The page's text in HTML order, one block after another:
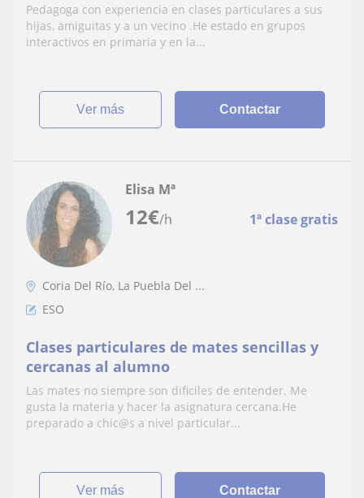
Pedagoga con experiencia en clases particulares a sus
hijas, amiguitas y a un vecino .He estado en grupos
interactivos en primaria y en la...
ver más Contactar
12€/h 1ª clase gratis
Elisa Mª
Coria Del Río, La Puebla Del ...
ESO
Clases particulares de mates sencillas y
cercanas al alumno
Las mates no siempre son dificiles de entender. Me
gusta la materia y hacer la asignatura cercana.He
preparado a chic@s a nivel particular...
ver más Contactar